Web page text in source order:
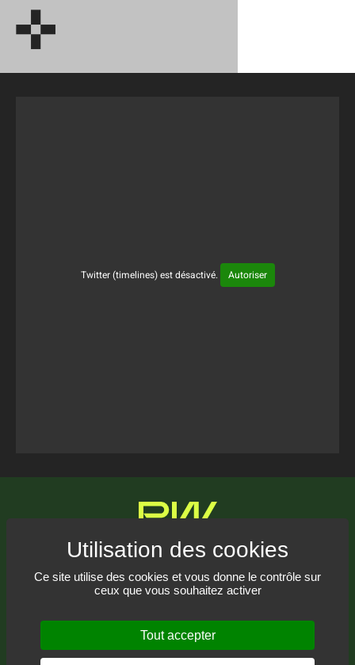
Ce site utilise des cookies et vous donne le contrôle sur
ceux que vous souhaitez activer
Tout accepter
Twitter (timelines) est désactivé. Autoriser
Communiquez avec nous
Recevez notre infolettre